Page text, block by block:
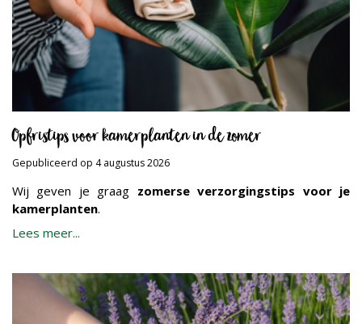
Opfristips voor kamerplanten in de zomer
Gepubliceerd op 4 augustus 2026
Wij geven je graag zomerse verzorgingstips voor je
kamerplanten.
Lees meer...